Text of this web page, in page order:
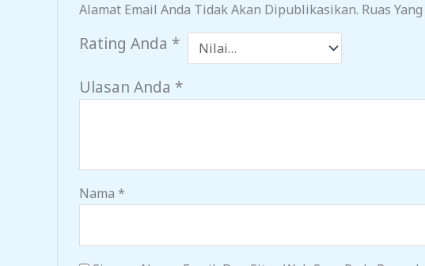
Alamat Email Anda Tidak Akan Dipublikasikan. Ruas
Rating Anda *
Ulasan Anda *
Nama *